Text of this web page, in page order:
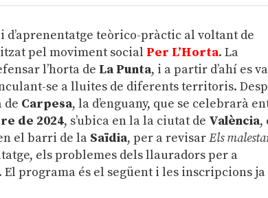
d’aprenentatge teòrico-pràctic al voltant de
pel moviment social Per L’Horta. La
l’horta de La Punta, i a partir d’ahí es va
se a lluites de diferents territoris.
de Carpesa, la d’enguany, que se celebrarà
de 2024, s’ubica en la la ciutat de València,
el barri de la Saïdia, per a revisarEls
els problemes dels llauradors per a
programa és el següent i les inscripcions ja